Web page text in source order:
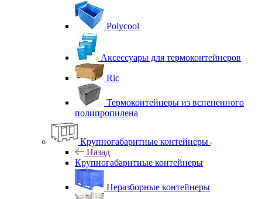
Polycool
Аксессуары для термоконтейнеров
Ric
Термоконтейнеры из вспененного
полипропилена
Крупногабаритные контейнеры
Назад
Крупногабаритные контейнеры
Неразборные контейнеры